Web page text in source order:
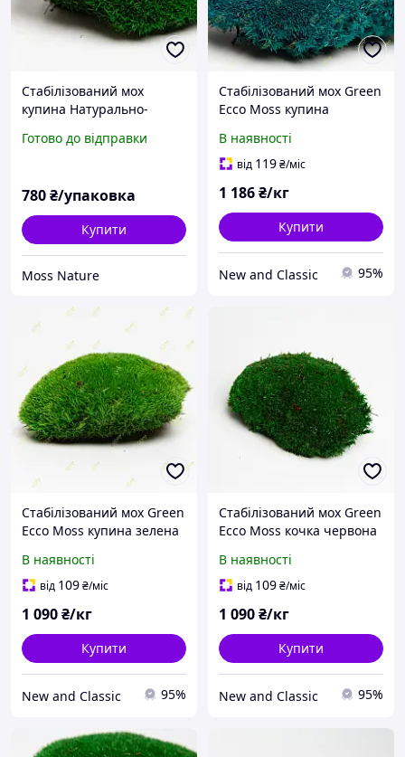
Стабілізований мох
купина Натурально-
0,5 кг
Готово до відправки
780₴/упаковка
Купити
Moss Nature
Стабілізований мох Green
Ecco Moss купина
В наявності
від 119₴/міс
1 186₴/кг
Купити
New and Classic 95%
Стабілізований мох Green
Ecco Moss купина зелена
В наявності
від 109₴/міс
1 090₴/кг
Купити
New and Classic 95%
Стабілізований мох Green
Ecco Moss кочка червона
В наявності
від 109₴/міс
1 090₴/кг
Купити
New and Classic 95%